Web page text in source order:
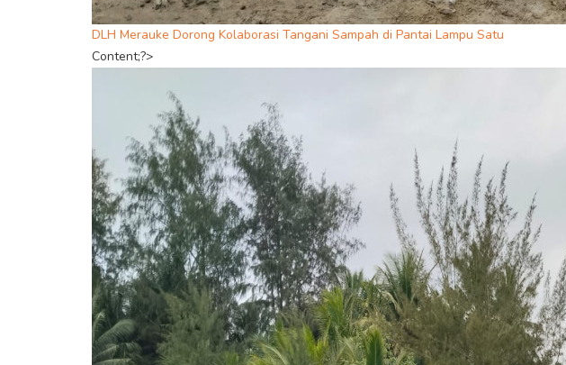
DLH Merauke Dorong Kolaborasi Tangani Sampah di Pantai Lampu Satu
Content;?>